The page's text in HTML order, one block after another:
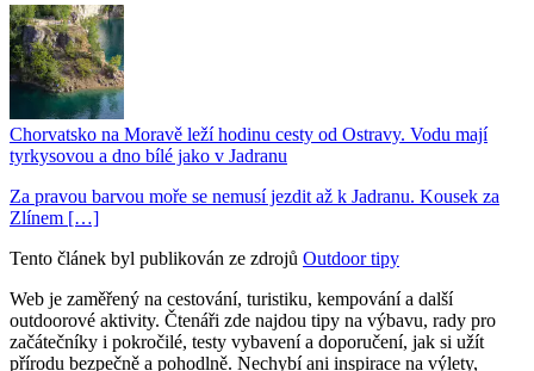
Chorvatsko na Moravě leží hodinu cesty od Ostravy. Vodu mají
tyrkysovou a dno bílé jako v Jadranu
Za pravou barvou moře se nemusí jezdit až k Jadranu. Kousek za
Zlínem […]
Tento článek byl publikován ze zdrojů Outdoor tipy
Web je zaměřený na cestování, turistiku, kempování a další
outdoorové aktivity. Čtenáři zde najdou tipy na výbavu, rady pro
začátečníky i pokročilé, testy vybavení a doporučení, jak si užít
přírodu bezpečně a pohodlně. Nechybí ani inspirace na výlety,